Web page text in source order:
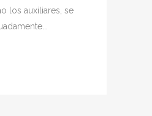
los auxiliares, se